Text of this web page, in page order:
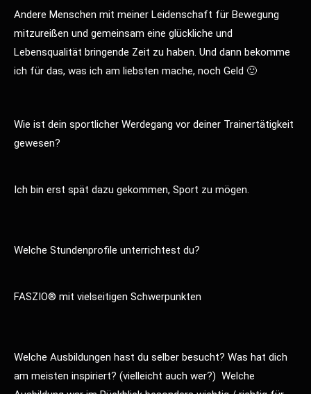
Andere Menschen mit meiner Leidenschaft für Bewegung
mitzureißen und gemeinsam eine glückliche und
Lebensqualität bringende Zeit zu haben. Und dann bekomme
ich für das, was ich am liebsten mache, noch Geld 🙂
Wie ist dein sportlicher Werdegang vor deiner Trainertätigkeit
gewesen?
Ich bin erst spät dazu gekommen, Sport zu mögen.
Welche Stundenprofile unterrichtest du?
FASZIO® mit vielseitigen Schwerpunkten
Welche Ausbildungen hast du selber besucht? Was hat dich
am meisten inspiriert? (vielleicht auch wer?) Welche